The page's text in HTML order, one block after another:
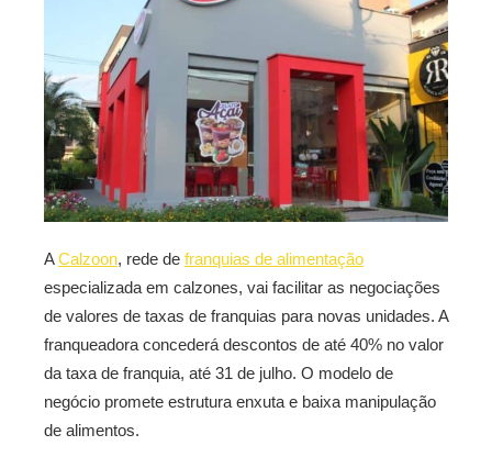
ACalzoon, rede de franquias de alimentação
especializada em calzones, vai facilitar as negociações
de valores de taxas de franquias para novas unidades. A
franqueadora concederá descontos de até 40% no valor
da taxa de franquia, até 31 de julho. O modelo de
negócio promete estrutura enxuta e baixa manipulação
de alimentos.